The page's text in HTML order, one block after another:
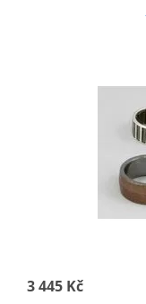
3 445 Kč